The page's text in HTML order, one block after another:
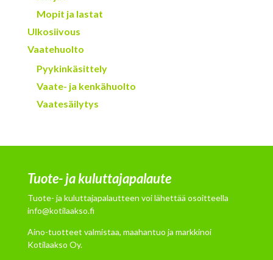
Mopit ja lastat
Ulkosiivous
Vaatehuolto
Pyykinkäsittely
Vaate- ja kenkähuolto
Vaatesäilytys
Tuote- ja kuluttajapalaute
Tuote- ja kuluttajapalautteen voi lähettää osoitteella
info@kotilaakso.fi
Aino-tuotteet valmistaa, maahantuo ja markkinoi
Kotilaakso Oy.